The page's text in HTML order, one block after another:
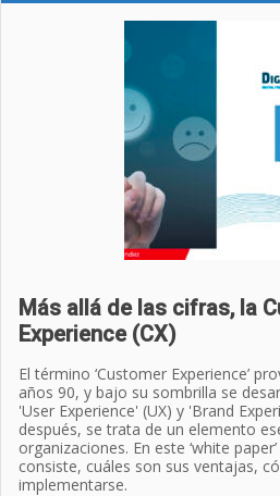
Más allá de las cifras, la
Experience (CX)
El término ‘Customer Experience’
años 90, y bajo su sombrilla se
'User Experience' (UX) y 'Brand
después, se trata de un elemento
organizaciones. En este ‘white
consiste, cuáles son sus ventajas,
implementarse.